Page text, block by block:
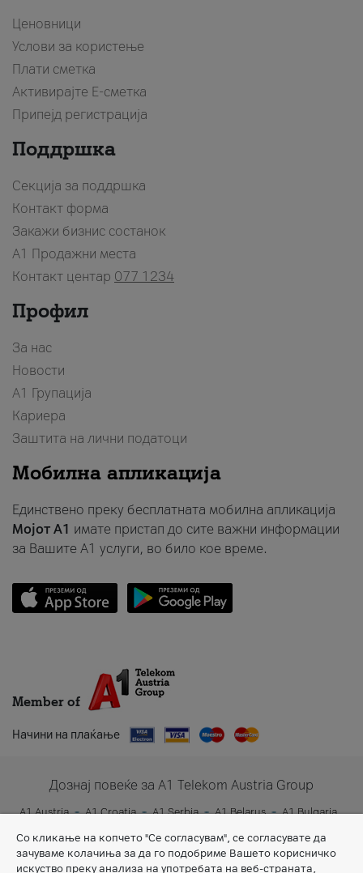
Ценовници
Услови за користење
Плати сметка
Активирајте Е-сметка
Припејд регистрација
Поддршка
Секција за поддршка
Контакт форма
Закажи бизнис состанок
A1 Продажни места
Контакт центар 077 1234
Профил
За нас
Новости
А1 Групација
Кариера
Заштита на лични податоци
Мобилна апликација
Единствено преку бесплатната мобилна апликација
Мојот A1 имате пристап до сите важни информации
за Вашите A1 услуги, во било кое време.
Member of
Начини на плаќање
Дознај повеќе за A1 Telekom Austria Group
A1 Austria A1 Croatia A1 Serbia A1 Belarus
A1 Bulgaria
Со кликање на копчето "Се согласувам", се согласувате да
зачуваме колачиња за да го подобриме Вашето корисничко
искуство преку анализа на употребата на веб-страната,